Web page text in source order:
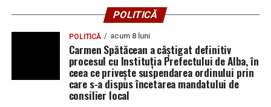
POLITICĂ
POLITICĂ acum 8 luni
Carmen Spătăcean a câștigat definitiv
procesul cu Instituția Prefectului de Alba, în
ceea ce privește suspendarea ordinului prin
care s-a dispus încetarea mandatului de
consilier local